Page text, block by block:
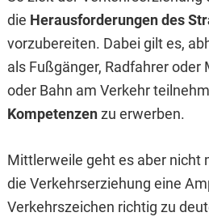
die Herausforderungen des
vorzubereiten. Dabei gilt es,
als Fußgänger, Radfahrer oder
oder Bahn am Verkehr
Kompetenzenzu erwerben.
Mittlerweile geht es aber nicht
die Verkehrserziehung eine
Verkehrszeichen richtig zu